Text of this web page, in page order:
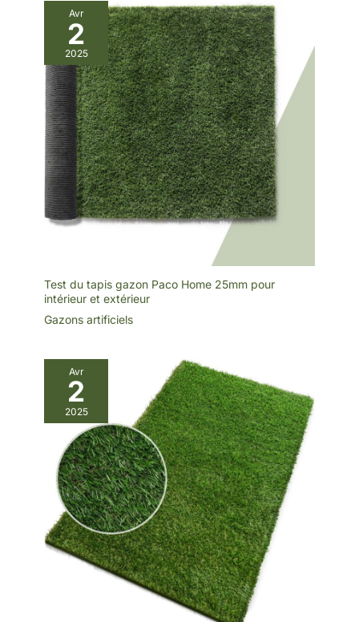
Avr
2
2025
Test du tapis gazon Paco Home 25mm pour
intérieur et extérieur
Gazons artificiels
Avr
2
2025